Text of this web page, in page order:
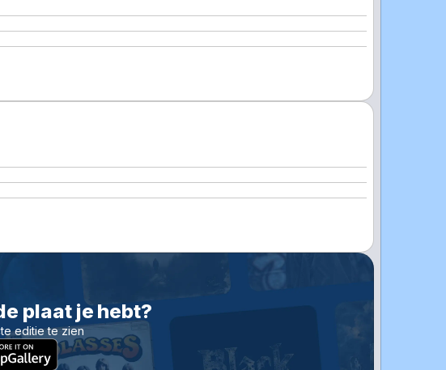
plaat je hebt?
editie te zien